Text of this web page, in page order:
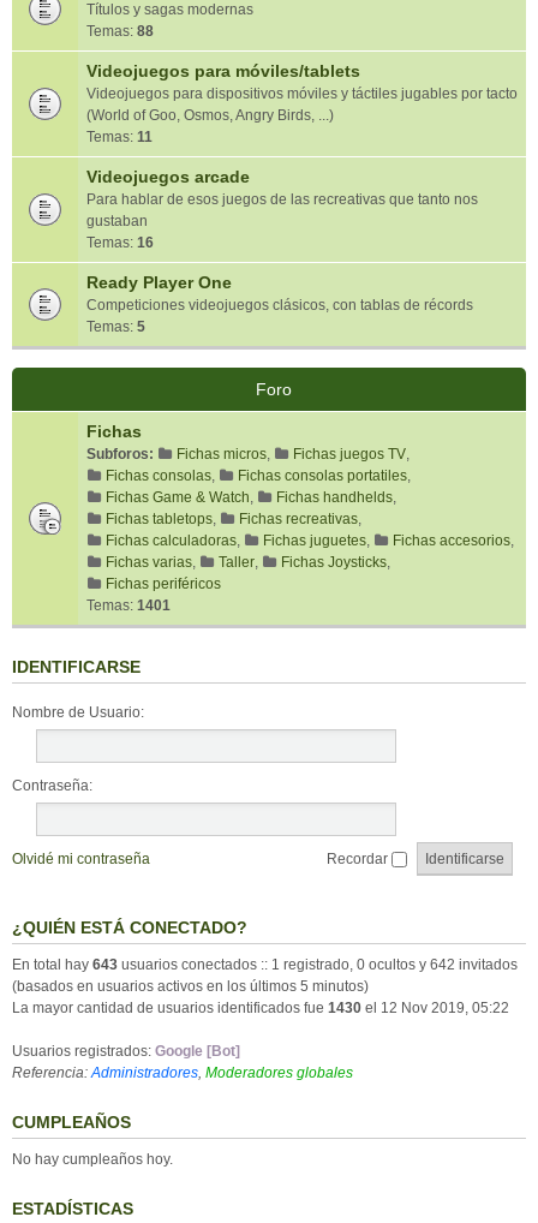
Títulos y sagas modernas
Temas: 88
Videojuegos para móviles/tablets
Videojuegos para dispositivos móviles y táctiles jugables por tacto
(World of Goo, Osmos, Angry Birds, ...)
Temas: 11
Videojuegos arcade
Para hablar de esos juegos de las recreativas que tanto nos
gustaban
Temas: 16
Ready Player One
Competiciones videojuegos clásicos, con tablas de récords
Temas: 5
Foro
Fichas
Subforos: Fichas micros, Fichas juegos TV,
Fichas consolas, Fichas consolas portatiles,
Fichas Game & Watch, Fichas handhelds,
Fichas tabletops, Fichas recreativas,
Fichas calculadoras, Fichas juguetes, Fichas accesorios,
Fichas varias, Taller, Fichas Joysticks,
Fichas periféricos
Temas: 1401
IDENTIFICARSE
Nombre de Usuario:
Contraseña:
Olvidé mi contraseña Recordar
¿QUIÉN ESTÁ CONECTADO?
En total hay 643 usuarios conectados :: 1 registrado, 0 ocultos y 642 invitados
(basados en usuarios activos en los últimos 5 minutos)
La mayor cantidad de usuarios identificados fue 1430 el 12 Nov 2019, 05:22
Usuarios registrados: Google [Bot]
Referencia:Administradores, Moderadores globales
CUMPLEAÑOS
No hay cumpleaños hoy.
ESTADÍSTICAS